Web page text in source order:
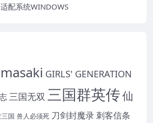
配系统WINDOWS
GIRLS' GENERATION
三国无双 三国群英传仙
国 兽人必须死 刀剑封魔录刺客信条